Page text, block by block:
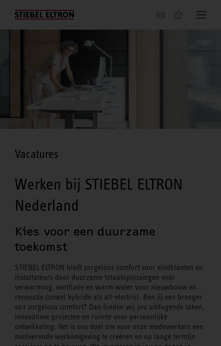
Actueel
Vacatures
Werken bij STIEBEL ELTRON
Nederland
Kies voor een duurzame
toekomst
STIEBEL ELTRON biedt zorgeloos comfort voor eindklanten en
installateurs door duurzame totaaloplossingen voor
verwarming, ventilatie en warm water voor nieuwbouw en
renovatie (zowel hybride als all-electric). Ben jij een brenger
van zorgeloos comfort? Dan bieden wij jou uitdagende taken,
innovatieve projecten en ruimte voor persoonlijke
ontwikkeling. Het is ons doel om voor onze medewerkers een
motiverende werkomgeving te creëren en op lange termijn